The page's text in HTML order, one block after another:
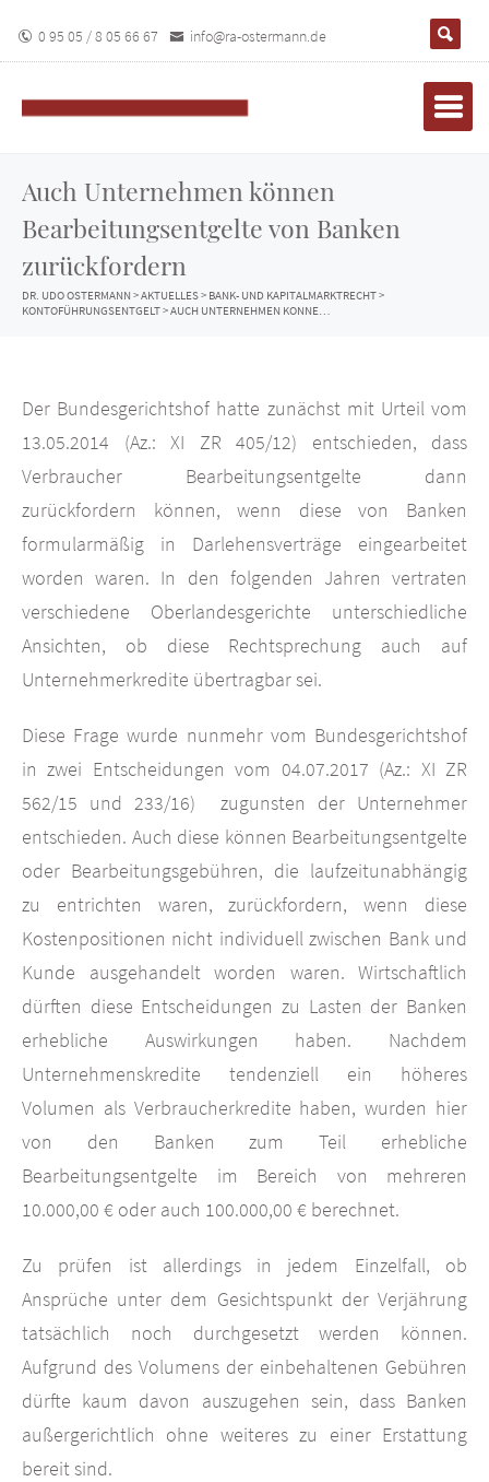
0 95 05 / 8 05 66 67 info@ra-ostermann.de
Auch Unternehmen können
Bearbeitungsentgelte von Banken
zurückfordern
DR. UDO OSTERMANN >AKTUELLES> BANK- UND KAPITALMARKTRECHT>
KONTOFÜHRUNGSENTGELT>
Der Bundesgerichtshof hatte zunächst mit Urteil vom
13.05.2014 (Az.: XI ZR 405/12) entschieden, dass
Verbraucher Bearbeitungsentgelte dann
zurückfordern können, wenn diese von Banken
formularmäßig in Darlehensverträge eingearbeitet
worden waren. In den folgenden Jahren vertraten
verschiedene Oberlandesgerichte unterschiedliche
Ansichten, ob diese Rechtsprechung auch auf
Unternehmerkredite übertragbar sei.
Diese Frage wurde nunmehr vom Bundesgerichtshof
in zwei Entscheidungen vom 04.07.2017 (Az.: XI ZR
562/15 und 233/16) zugunsten der Unternehmer
entschieden. Auch diese können Bearbeitungsentgelte
oder Bearbeitungsgebühren, die laufzeitunabhängig
zu entrichten waren, zurückfordern, wenn diese
Kostenpositionen nicht individuell zwischen Bank und
Kunde ausgehandelt worden waren. Wirtschaftlich
dürften diese Entscheidungen zu Lasten der Banken
erhebliche Auswirkungen haben. Nachdem
Unternehmenskredite tendenziell ein höheres
Volumen als Verbraucherkredite haben, wurden hier
von den Banken zum Teil erhebliche
Bearbeitungsentgelte im Bereich von mehreren
10.000,00 € oder auch 100.000,00 € berechnet.
Zu prüfen ist allerdings in jedem Einzelfall, ob
Ansprüche unter dem Gesichtspunkt der Verjährung
tatsächlich noch durchgesetzt werden können.
Aufgrund des Volumens der einbehaltenen Gebühren
dürfte kaum davon auszugehen sein, dass Banken
außergerichtlich ohne weiteres zu einer Erstattung
bereit sind.